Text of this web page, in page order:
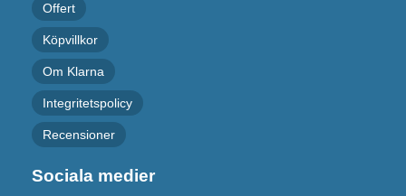
Offert
Köpvillkor
Om Klarna
Integritetspolicy
Recensioner
Sociala medier